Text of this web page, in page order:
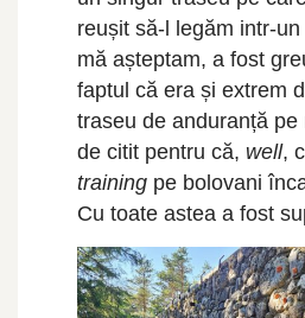
reușit să-l legăm intr-
mă așteptam, a fost
faptul că era și extrem
traseu de anduranță pe
de citit pentru că, well,
training pe bolovani
Cu toate astea a fost